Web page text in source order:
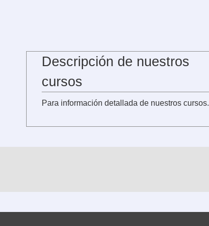
Descripción de nuestros
cursos
Para información detallada de nuestros cursos.